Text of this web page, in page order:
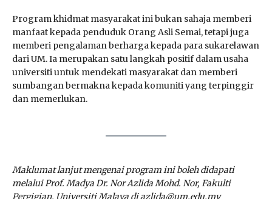
Program khidmat masyarakat ini bukan sahaja memberi
manfaat kepada penduduk Orang Asli Semai, tetapi juga
memberi pengalaman berharga kepada para sukarelawan
dari UM. Ia merupakan satu langkah positif dalam usaha
universiti untuk mendekati masyarakat dan memberi
sumbangan bermakna kepada komuniti yang terpinggir
dan memerlukan.
Maklumat lanjut mengenai program ini boleh didapati
melalui Prof. Madya Dr. Nor Azlida Mohd. Nor, Fakulti
Pergigian, Universiti Malaya di azlida@um.edu.my